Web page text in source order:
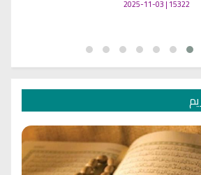
15322 | 2025-11-03